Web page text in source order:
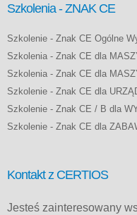
Szkolenia - ZNAK CE
Szkolenie - Znak CE Ogólne
Szkolenia - Znak CE dla
Szkolenia - Znak CE dla
Szkolenie - Znak CE dla
Szkolenie - Znak CE / B dla
Szkolenie - Znak CE dla
Kontakt z CERTIOS
Jesteś zainteresowany